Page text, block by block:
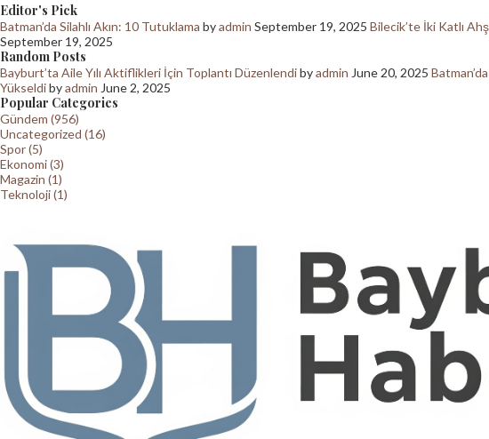
Editor's Pick
Batman’da Silahlı Akın: 10 Tutuklama byadmin September 19, 2025 Bilecik’te İki Katlı
September 19, 2025
Random Posts
Bayburt’ta Aile Yılı Aktiflikleri İçin Toplantı Düzenlendibyadmin June 20, 2025
Yükseldibyadmin June 2, 2025
Popular Categories
Gündem (956)
Uncategorized (16)
Spor (5)
Ekonomi (3)
Magazin (1)
Teknoloji (1)